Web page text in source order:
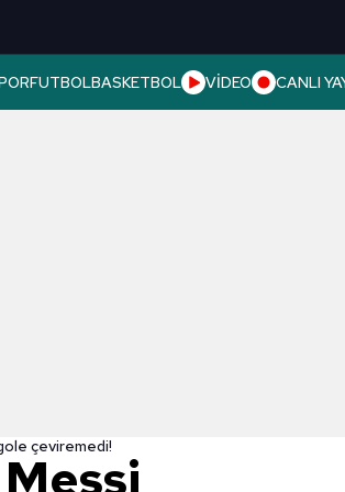
FUTBOLBASKETBOL VİDEO CANLI
çeviremedi!